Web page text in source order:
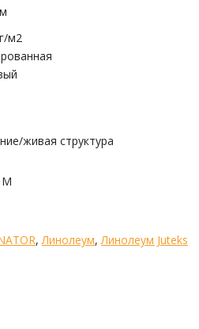
м2
живая структура
М
, Линолеум, Линолеум Juteks